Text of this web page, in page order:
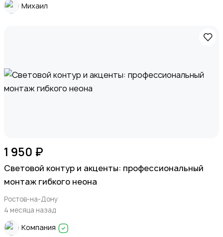
Михаил
1 950 ₽
Световой контур и акценты: профессиональный
монтаж гибкого неона
Ростов-на-Дону
4 месяца назад
Компания